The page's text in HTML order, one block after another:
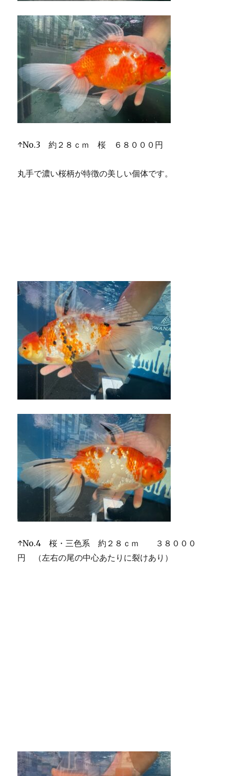
↑No.3 約２８ｃｍ 桜 ６８０００円
丸手で濃い桜柄が特徴の美しい個体です。
↑No.4 桜・三色系 約２８ｃｍ ３８０００
円 （左右の尾の中心あたりに裂けあり）